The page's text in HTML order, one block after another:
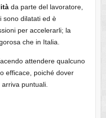
da parte del lavoratore,
sono dilatati ed è
per accelerarli; la
che in Italia.
attendere qualcuno
efficace, poiché dover
puntuali.